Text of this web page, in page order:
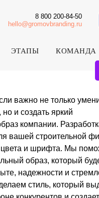
8 800 200-84-50
hello@gromovbranding.ru
ЭТАПЫ КОМАНДА
фирмы —
Мы поможем
будет
и стремлении
выделяет
и создает образ